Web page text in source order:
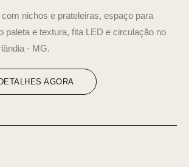
nichos e prateleiras, espaço para
paleta e textura, fita LED e circulação no
- MG.
AGORA